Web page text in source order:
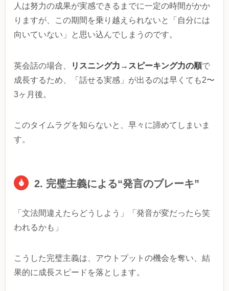
人は努力の成果が実感できるまでに一定の時間がかか
りますが、この期間を乗り越えられないと「自分には
向いていない」と思い込んでしまうのです。
英会話の場合、 リスニング力→スピーキング力の順で
成長するため、「話せる実感」が出るのは早くても2〜
3ヶ月後。
このタイムラグを知らないと、早々に諦めてしまいま
す。
2. 完璧主義による“発言のブレーキ”
「文法間違えたらどうしよう」「発音が変だったら笑
われるかも」
こうした完璧主義は、アウトプットの機会を奪い、結
果的に成長スピードを落とします。